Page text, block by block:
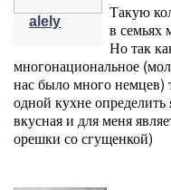
alely
Такую
в семьях
Но так
многонациональное
нас было много немцев)
одной кухне определить
вкусная и для меня
орешки со сгущенкой)